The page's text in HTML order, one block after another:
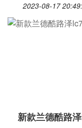
2023-08-17
新款兰德酷路